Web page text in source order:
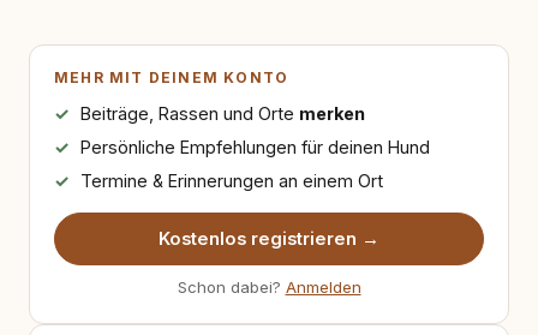
MEHR MIT DEINEM KONTO
Beiträge, Rassen und Orte merken
Persönliche Empfehlungen für deinen Hund
Termine & Erinnerungen an einem Ort
Kostenlos registrieren →
Schon dabei? Anmelden